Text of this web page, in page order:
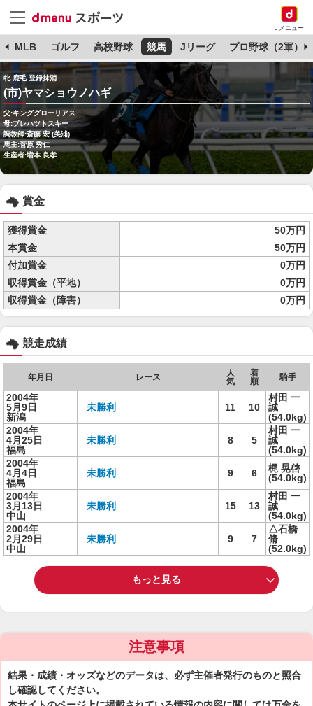
dメニュー
MLB ゴルフ 高校野球 競馬 Jリーグ プロ野球（2軍）
牝 鹿毛 登録抹消
(市)ヤマショウノハギ
父:キンググローリアス
母:ブレハツトスキー
調教師:斎藤 宏 (美浦)
馬主:菅原 秀仁
生産者:増本 良孝
賞金
獲得賞金
50万円
本賞金
50万円
付加賞金
0万円
収得賞金（平地）
0万円
収得賞金（障害）
0万円
競走成績
年月日 レース
人
気
着
順
騎手
2004年
5月9日
新潟
未勝利 11 10
村田 一
誠
(54.0kg)
2004年
4月25日
福島
未勝利 8 5
村田 一
誠
(54.0kg)
2004年
4月4日
福島
未勝利 9 6
梶 晃啓
(54.0kg)
2004年
3月13日
中山
未勝利 15 13
村田 一
誠
(54.0kg)
2004年
2月29日
中山
未勝利 9 7
△石橋
脩
(52.0kg)
もっと見る
注意事項
結果・成績・オッズなどのデータは、必ず主催者発行のものと照合
し確認してください。